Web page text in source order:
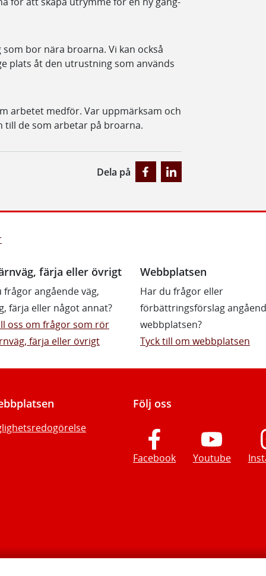
bor nära broarna. Vi kan också
plats åt den utrustning som används
arbetet medför. Var uppmärksam och
till de som arbetar på broarna.
Dela på
färja eller övrigt
frågor angående väg,
färja eller något annat?
oss om frågor som rör
färja eller övrigt
Webbplatsen
Har du frågor eller
förbättringsförslag
webbplatsen?
Tyck till om webbplatsen
Följ oss
Facebook Youtube